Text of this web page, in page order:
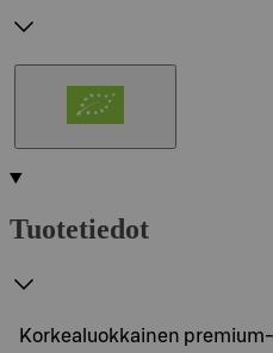
Tuotetiedot
Korkealuokkainen